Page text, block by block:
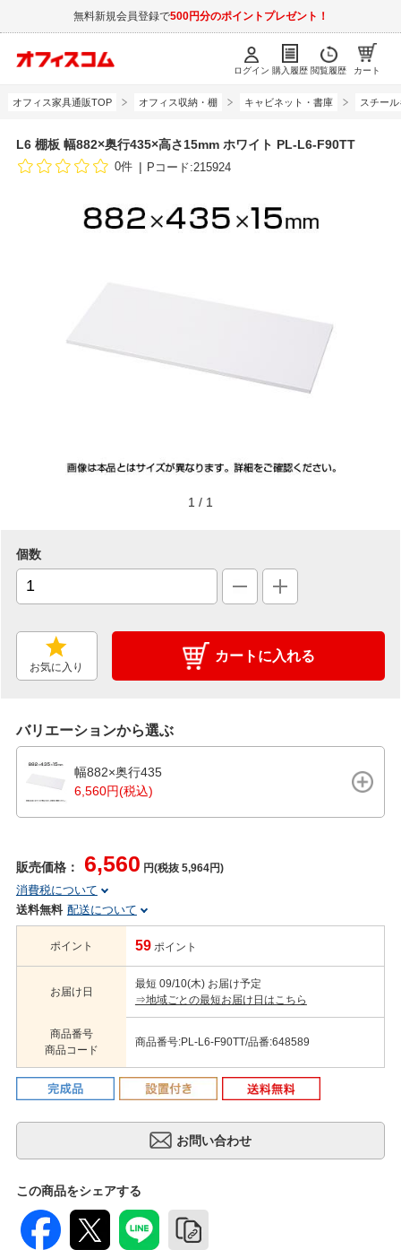
無料新規会員登録で500円分のポイントプレゼント！
ログイン 購入履歴 閲覧履歴 カート
オフィス家具通販TOP オフィス収納・棚 キャビネット・書庫 スチー
L6 棚板 幅882×奥行435×高さ15mm ホワイト PL-L6-F90TT
0件 Pコード:215924
1 / 1
個数
お気に入り
カートに入れる
バリエーションから選ぶ
幅882×奥行435
6,560円(税込)
販売価格： 6,560 円(税抜 5,964円)
消費税について
送料無料 配送について
ポイント 59 ポイント
お届け日
最短 09/10(木) お届け予定
⇒地域ごとの最短お届け日はこちら
商品番号
商品コード
商品番号:PL-L6-F90TT/品番:648589
この商品をシェアする